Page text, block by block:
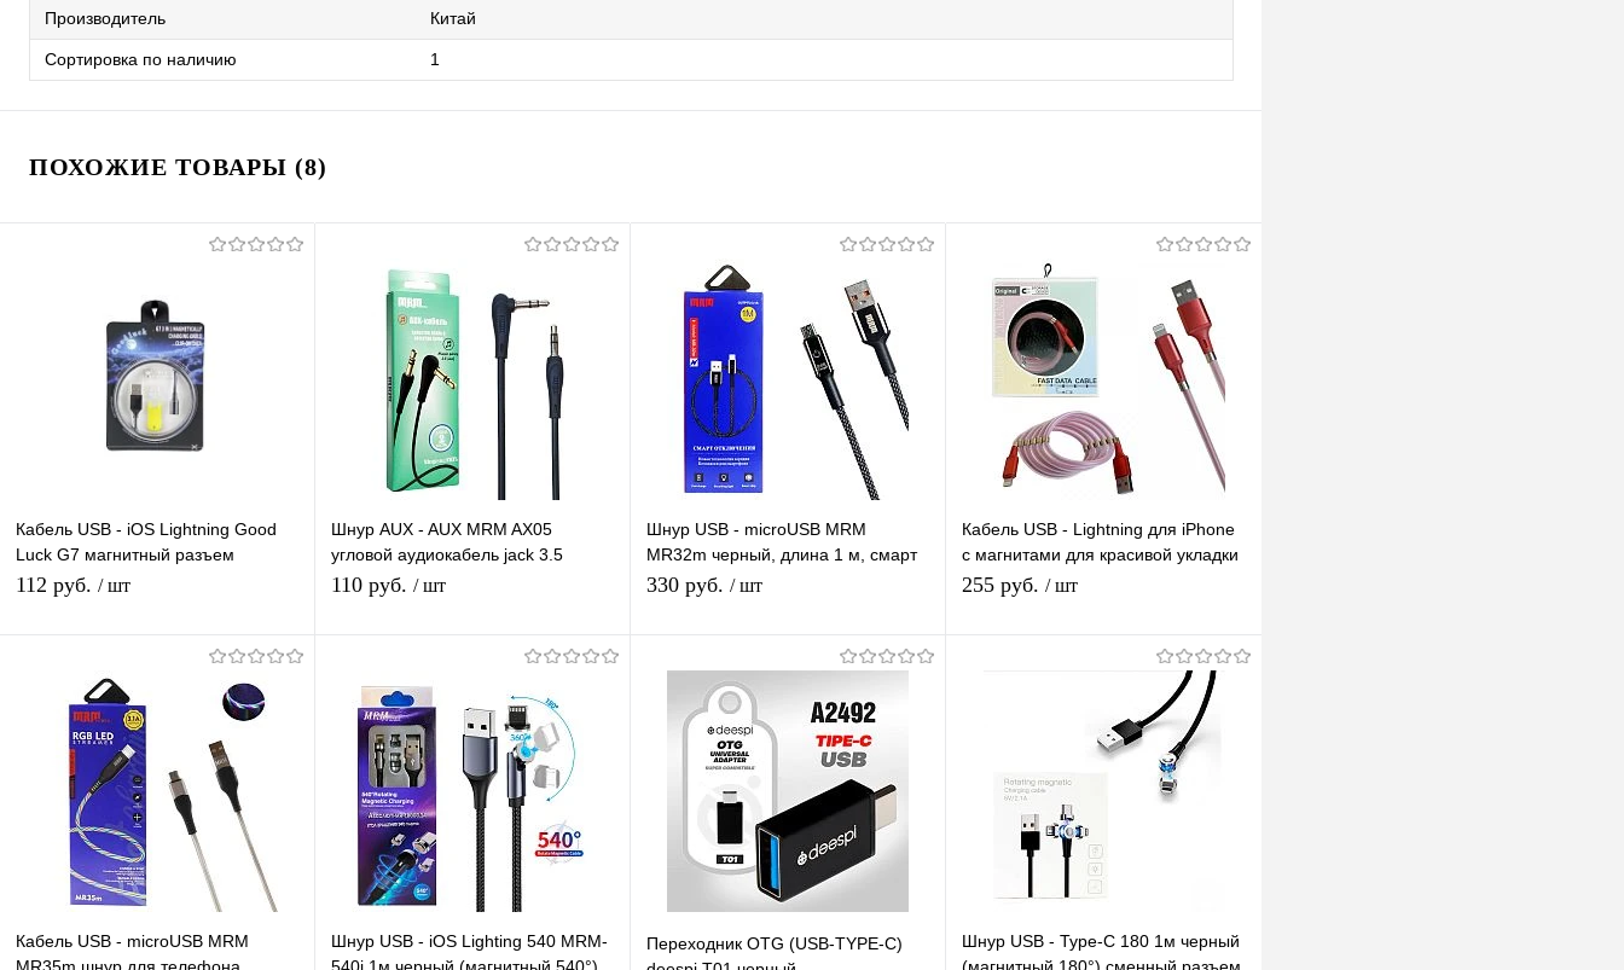
Производитель Китай
Сортировка по наличию 1
ПОХОЖИЕ ТОВАРЫ (8)
Кабель USB - iOS Lightning Good
Luck G7 магнитный разъем
съемный, шнур для телефона,
112 руб. / шт
Купить в 1 клик
В избранное Под заказ
Шнур AUX - AUX MRM AX05
угловой аудиокабель jack 3.5
длина 2 м
110 руб. / шт
Купить в 1 клик К сравнению
В избранное Под заказ
Шнур USB - microUSB MRM
MR32m черный, длина 1 м, смарт
отключение
330 руб. / шт
Подписаться
Купить в 1 клик К сравнению
В избранное Под заказ
Кабель USB - Lightning для iPhone
с магнитами для красивой укладки
1m magnet MR-36 RED красный
255 руб. / шт
Купить в 1 клик К сравнению
В избранное Под заказ
Кабель USB - microUSB MRM
Шнур USB - iOS Lighting 540 MRM-
Переходник OTG (USB-TYPE-C)
Шнур USB - Type-C 180 1м черный